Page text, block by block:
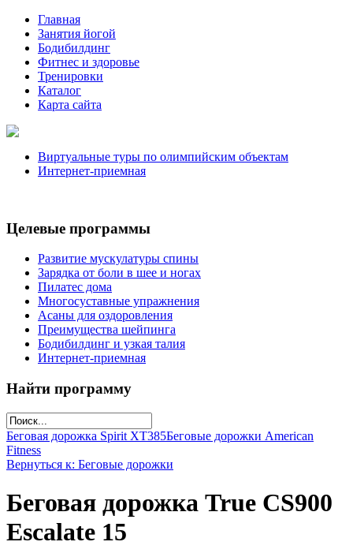
Главная
Занятия йогой
Бодибилдинг
Фитнес и здоровье
Тренировки
Каталог
Карта сайта
Виртуальные туры по олимпийским объектам
Интернет-приемная
Целевые программы
Развитие мускулатуры спины
Зарядка от боли в шее и ногах
Пилатес дома
Многосуставные упражнения
Асаны для оздоровления
Преимущества шейпинга
Бодибилдинг и узкая талия
Интернет-приемная
Найти программу
Беговая дорожка Spirit XT385Беговые дорожки American
Fitness
Вернуться к: Беговые дорожки
Беговая дорожка True CS900
Escalate 15